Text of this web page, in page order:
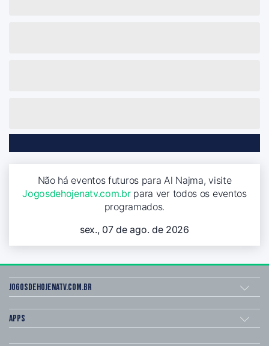
Não há eventos futuros para Al Najma, visite
Jogosdehojenatv.com.brpara ver todos os eventos
programados.
sex., 07 de ago. de 2026
Jogosdehojenatv.com.br
Apps